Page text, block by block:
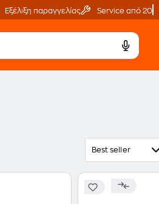
Εξέλιξη παραγγελίας Service από 20'
Best seller